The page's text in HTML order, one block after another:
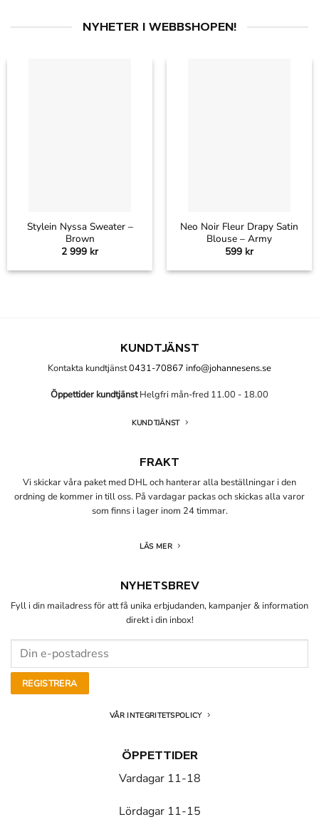
NYHETER I WEBBSHOPEN!
Stylein Nyssa Sweater –
Brown
2 999 kr
Neo Noir Fleur Drapy Satin
Blouse – Army
599 kr
KUNDTJÄNST
Kontakta kundtjänst0431-70867 info@johannesens.se
Öppettider kundtjänstHelgfri mån-fred 11.00 - 18.00
KUNDTJÄNST
FRAKT
Vi skickar våra paket med DHL och hanterar alla beställningar i den
ordning de kommer in till oss. På vardagar packas och skickas alla varor
som finns i lager inom 24 timmar.
LÄS MER
NYHETSBREV
Fyll i din mailadress för att få unika erbjudanden, kampanjer & information
direkt i din inbox!
VÅR INTEGRITETSPOLICY
ÖPPETTIDER
Vardagar 11-18
Lördagar 11-15